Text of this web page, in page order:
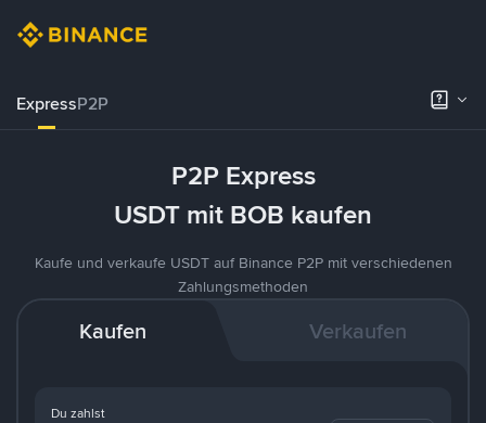
ExpressP2P
P2P Express
USDT mit BOB kaufen
Kaufe und verkaufe USDT auf Binance P2P mit verschiedenen
Zahlungsmethoden
Kaufen Verkaufen
Du zahlst